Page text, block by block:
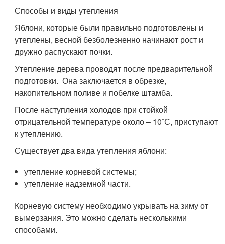
Способы и виды утепления
Яблони, которые были правильно подготовлены и
утеплены, весной безболезненно начинают рост и
дружно распускают почки.
Утепление дерева проводят после предварительной
подготовки. Она заключается в обрезке,
накопительном поливе и побелке штамба.
После наступления холодов при стойкой
отрицательной температуре около – 10˚С, приступают
к утеплению.
Существует два вида утепления яблони:
утепление корневой системы;
утепление надземной части.
Корневую систему необходимо укрывать на зиму от
вымерзания. Это можно сделать несколькими
способами.